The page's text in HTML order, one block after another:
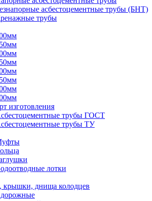
асбестоцементные трубы (БНТ)
трубы
изготовления
трубы ГОСТ
трубы ТУ
лотки
крышки, днища колодцев